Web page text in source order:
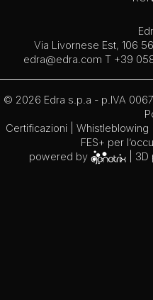
Via Livornese Est, 106
edra@edra.com T +39
© 2026 Edra s.p.a - p.IVA
Certificazioni
Whistleblowing
FES+ per
powered by
|